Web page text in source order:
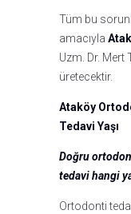
Tüm bu
amacıyla
Uzm. Dr. Mert
üretecektir.
Ataköy
Tedavi Yaşı
Doğru
tedavi hangi
Ortodonti